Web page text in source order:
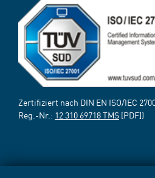
Zertifiziert nach DIN EN ISO/IEC
Reg.-Nr.: 12 310 69718 TMS [PDF])